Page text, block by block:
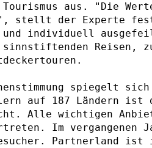
aus. "Die
stellt der Experte
und individuell
sinnstiftenden
spiegelt
auf 187 Ländern
Alle wichtigen
Im
Partnerland